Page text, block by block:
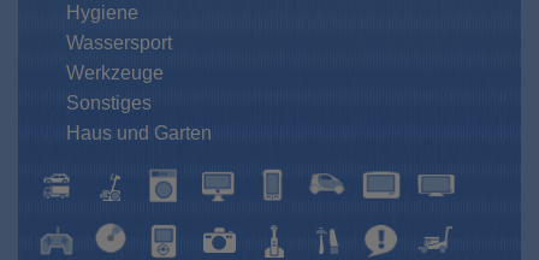
Hygiene
Wassersport
Werkzeuge
Sonstiges
Haus und Garten